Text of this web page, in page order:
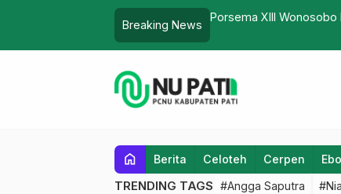
Breaking News
Bahtsul Masail Jakenan
home Berita Celoteh Cerpen
TRENDING TAGS #Angga Saputra